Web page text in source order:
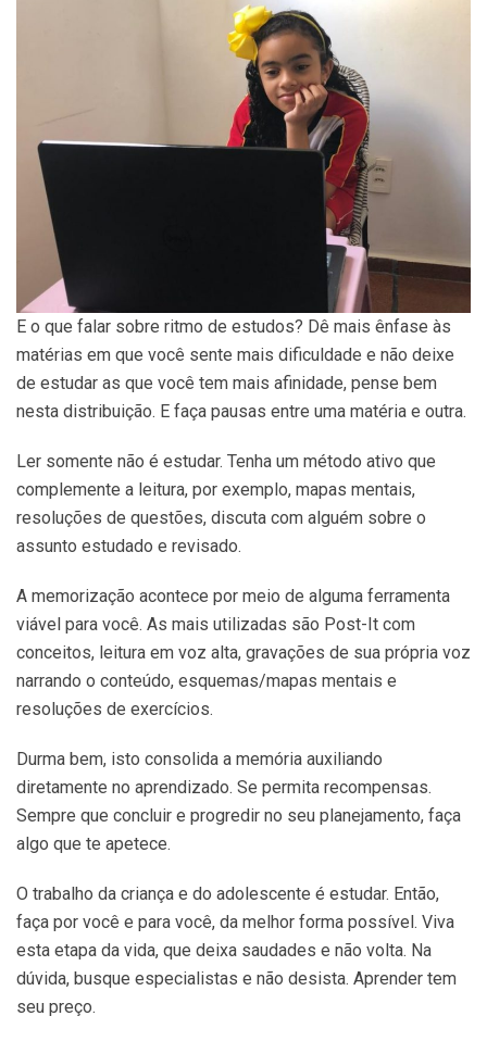
E o que falar sobre ritmo de estudos? Dê mais ênfase às
matérias em que você sente mais dificuldade e não deixe
de estudar as que você tem mais afinidade, pense bem
nesta distribuição. E faça pausas entre uma matéria e outra.
Ler somente não é estudar. Tenha um método ativo que
complemente a leitura, por exemplo, mapas mentais,
resoluções de questões, discuta com alguém sobre o
assunto estudado e revisado.
A memorização acontece por meio de alguma ferramenta
viável para você. As mais utilizadas são Post-It com
conceitos, leitura em voz alta, gravações de sua própria voz
narrando o conteúdo, esquemas/mapas mentais e
resoluções de exercícios.
Durma bem, isto consolida a memória auxiliando
diretamente no aprendizado. Se permita recompensas.
Sempre que concluir e progredir no seu planejamento, faça
algo que te apetece.
O trabalho da criança e do adolescente é estudar. Então,
faça por você e para você, da melhor forma possível. Viva
esta etapa da vida, que deixa saudades e não volta. Na
dúvida, busque especialistas e não desista. Aprender tem
seu preço.